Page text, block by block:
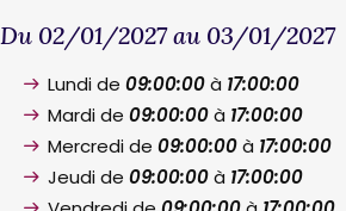
Du 02/01/2027 au 03/01/2027
Lundi de 09:00:00à 17:00:00
Mardi de 09:00:00à 17:00:00
Mercredi de 09:00:00à 17:00:00
Jeudi de 09:00:00à 17:00:00